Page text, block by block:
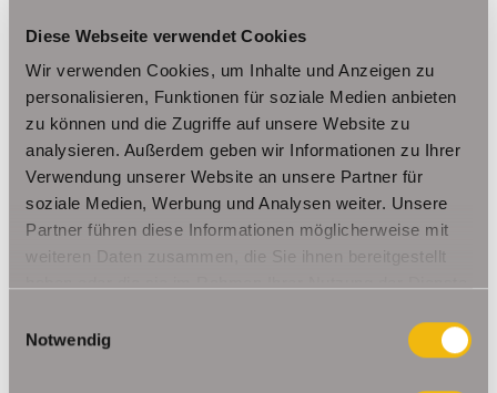
Diese Webseite verwendet Cookies
Wir verwenden Cookies, um Inhalte und Anzeigen zu
personalisieren, Funktionen für soziale Medien anbieten
zu können und die Zugriffe auf unsere Website zu
analysieren. Außerdem geben wir Informationen zu Ihrer
Verwendung unserer Website an unsere Partner für
soziale Medien, Werbung und Analysen weiter. Unsere
Partner führen diese Informationen möglicherweise mit
weiteren Daten zusammen, die Sie ihnen bereitgestellt
Notwendig
Nesse- Apfelstädt / Kornhochheim Nohra
Riethnordhausen
Ruhla
Saalfeld/Saale / Remschütz Steinbach-Hallenberg/ Viernau
Tonna / Gräfentonna Udestedt
Unstrut- Hainich /Großengottern Weimar / Legefeld
Immo Am Ettersberg Haus Am Ettersberg Häuser Am Ettersberg
kaufen Am Ettersberg
Immobilie Am Ettersberg
Immobilien Am
Ettersberg Einfamilienhaus Am Ettersberg Einfamilienhäuser Am